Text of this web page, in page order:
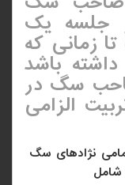
جلسه یک
زمانی که
باشد
سگ در
الزامی
نژادهای سگ